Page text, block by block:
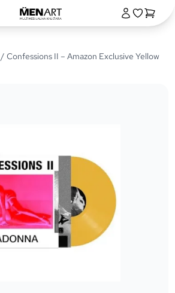
/ Confessions II – Amazon Exclusive Yellow